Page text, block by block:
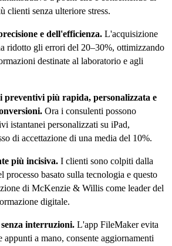
clienti senza ulteriore stress.
e dell'efficienza. L'acquisizione
ridotto gli errori del 20–30%, ottimizzando
destinate al laboratorio e agli
preventivi più rapida, personalizzata e
Ora i consulenti possono
istantanei personalizzati su iPad,
di accettazione di una media del 10%.
più incisiva. I clienti sono colpiti dalla
processo basato sulla tecnologia e questo
di McKenzie & Willis come leader del
digitale.
interruzioni. L'app FileMaker evita
appunti a mano, consente aggiornamenti